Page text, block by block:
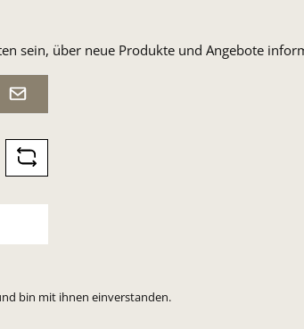
sein, über neue Produkte und Angebote
bin mit ihnen einverstanden.